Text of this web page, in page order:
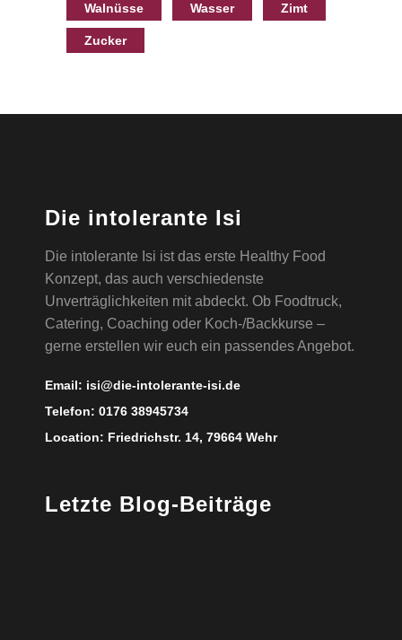
Walnüsse Wasser Zimt
Zucker
Die intolerante Isi
Die intolerante Isi ist das erste Healthy Food
Konzept, das auch verschiedenste
Unverträglichkeiten mit abdeckt. Ob Foodtruck,
Catering, Coaching oder Koch-/Backkurse –
gerne erstellen wir euch ein passendes Angebot.
Email: isi@die-intolerante-isi.de
Telefon: 0176 38945734
Location: Friedrichstr. 14, 79664 Wehr
Letzte Blog-Beiträge